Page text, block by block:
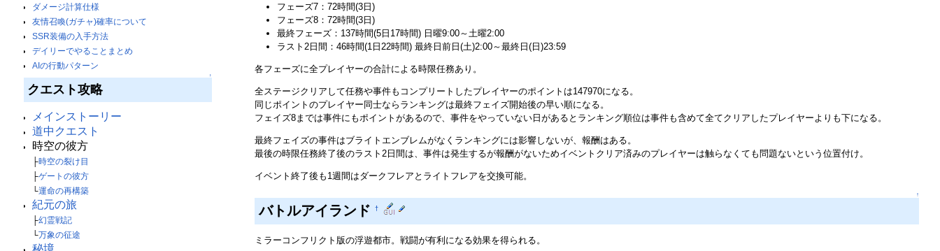
ダメージ計算仕様
友情召喚(ガチャ)確率について
SSR装備の入手方法
デイリーでやることまとめ
AIの行動パターン
↑
クエスト攻略
メインストーリー
道中クエスト
時空の彼方
├時空の裂け目
├ゲートの彼方
└運命の再構築
紀元の旅
├幻霊戦記
└万象の征途
フェーズ7：72時間(3日)
フェーズ8：72時間(3日)
最終フェーズ：137時間(5日17時間) 日曜9:00～土曜2:00
ラスト2日間：46時間(1日22時間) 最終日前日(土)2:00～最終日(日)23:59
各フェーズに全プレイヤーの合計による時限任務あり。
全ステージクリアして任務や事件もコンプリートしたプレイヤーのポイントは147970になる。
同じポイントのプレイヤー同士ならランキングは最終フェイズ開始後の早い順になる。
フェイズ8までは事件にもポイントがあるので、事件をやっていない日があるとランキング順位は事件も含めて全てクリアしたプレイヤーよりも下になる。
最終フェイズの事件はブライトエンブレムがなくランキングには影響しないが、報酬はある。
最後の時限任務終了後のラスト2日間は、事件は発生するが報酬がないためイベントクリア済みのプレイヤーは触らなくても問題ないという位置付け。
イベント終了後も1週間はダークフレアとライトフレアを交換可能。
↑
バトルアイランド †
ミラーコンフリクト版の浮遊都市。戦闘が有利になる効果を得られる。